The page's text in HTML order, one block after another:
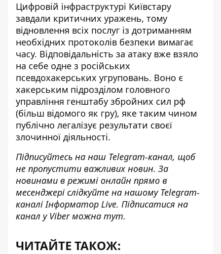
Цифровій інфраструктурі Київстару
завдали критичних уражень, тому
відновлення всіх послуг із дотриманням
необхідних протоколів безпеки вимагає
часу. Відповідальність за атаку вже взяло
на себе одне з російських
псевдохакерських угруповань. Воно є
хакерським підрозділом головного
управління генштабу збройних сил рф
(більш відомого як гру), яке таким чином
публічно легалізує результати своєї
злочинної діяльності.
Підписуйтесь на наш Telegram-канал, щоб
не пропустити важливих новин. За
новинами в режимі онлайн прямо в
месенджері слідкуйте на нашому Telegram-
каналіІнформатор Live. Підписатися на
канал у Viber можна тут.
ЧИТАЙТЕ ТАКОЖ: